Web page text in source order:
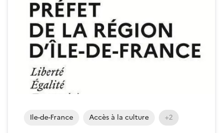
Ile-de-France Accès à la culture +2